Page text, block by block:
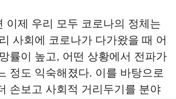
이제 우리 모두 코로나의 정체는
사회에 코로나가 다가왔을 때 어
률이 높고, 어떤 상황에서 전파가
정도 익숙해졌다. 이를 바탕으로
손보고 사회적 거리두기를 분야